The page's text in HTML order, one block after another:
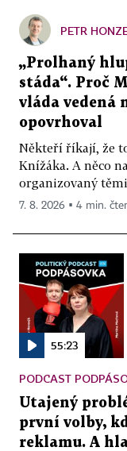
PETR
„Prolhaný
stáda“. Proč
vláda vedená
opovrhoval
Někteří říkají, že
Knížáka. A něco
organizovaný
7. 8. 2026 ▪ 4 min.
55:23
PODCAST
Utajený
první volby,
reklamu. A